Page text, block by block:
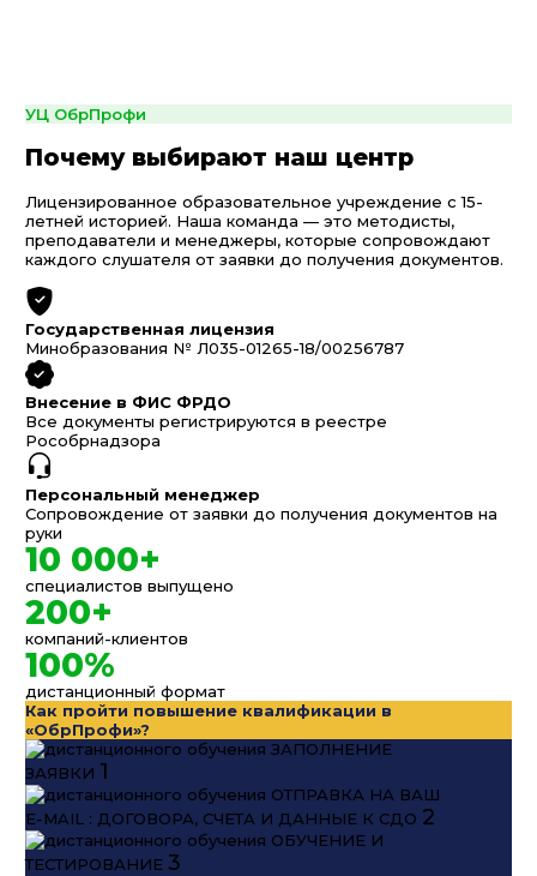
УЦ ОбрПрофи
Почему выбирают наш центр
Лицензированное образовательное учреждение с 15-
летней историей. Наша команда — это методисты,
преподаватели и менеджеры, которые сопровождают
каждого слушателя от заявки до получения документов.
Государственная лицензия
Минобразования № Л035-01265-18/00256787
Внесение в ФИС ФРДО
Все документы регистрируются в реестре
Рособрнадзора
Персональный менеджер
Сопровождение от заявки до получения документов на
руки
10 000+
специалистов выпущено
200+
компаний-клиентов
100%
дистанционный формат
Как пройти повышение квалификации в
«ОбрПрофи»?
ЗАПОЛНЕНИЕ
ЗАЯВКИ 1
ОТПРАВКА НА ВАШ
E-MAIL : ДОГОВОРА, СЧЕТА И ДАННЫЕ К СДО 2
ОБУЧЕНИЕ И
ТЕСТИРОВАНИЕ 3